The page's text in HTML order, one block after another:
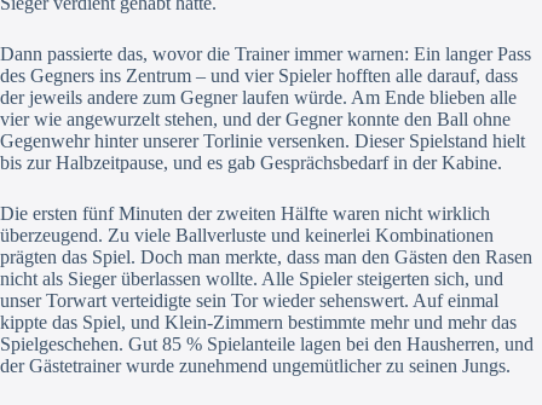
Dann passierte das, wovor die Trainer immer warnen: Ein langer Pass
des Gegners ins Zentrum – und vier Spieler hofften alle darauf, dass
der jeweils andere zum Gegner laufen würde. Am Ende blieben alle
vier wie angewurzelt stehen, und der Gegner konnte den Ball ohne
Gegenwehr hinter unserer Torlinie versenken. Dieser Spielstand hielt
bis zur Halbzeitpause, und es gab Gesprächsbedarf in der Kabine.
Die ersten fünf Minuten der zweiten Hälfte waren nicht wirklich
überzeugend. Zu viele Ballverluste und keinerlei Kombinationen
prägten das Spiel. Doch man merkte, dass man den Gästen den Rasen
nicht als Sieger überlassen wollte. Alle Spieler steigerten sich, und
unser Torwart verteidigte sein Tor wieder sehenswert. Auf einmal
kippte das Spiel, und Klein-Zimmern bestimmte mehr und mehr das
Spielgeschehen. Gut 85 % Spielanteile lagen bei den Hausherren, und
der Gästetrainer wurde zunehmend ungemütlicher zu seinen Jungs.